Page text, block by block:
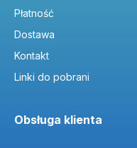
Płatność
Dostawa
Kontakt
Linki do pobrani
Obsługa klienta